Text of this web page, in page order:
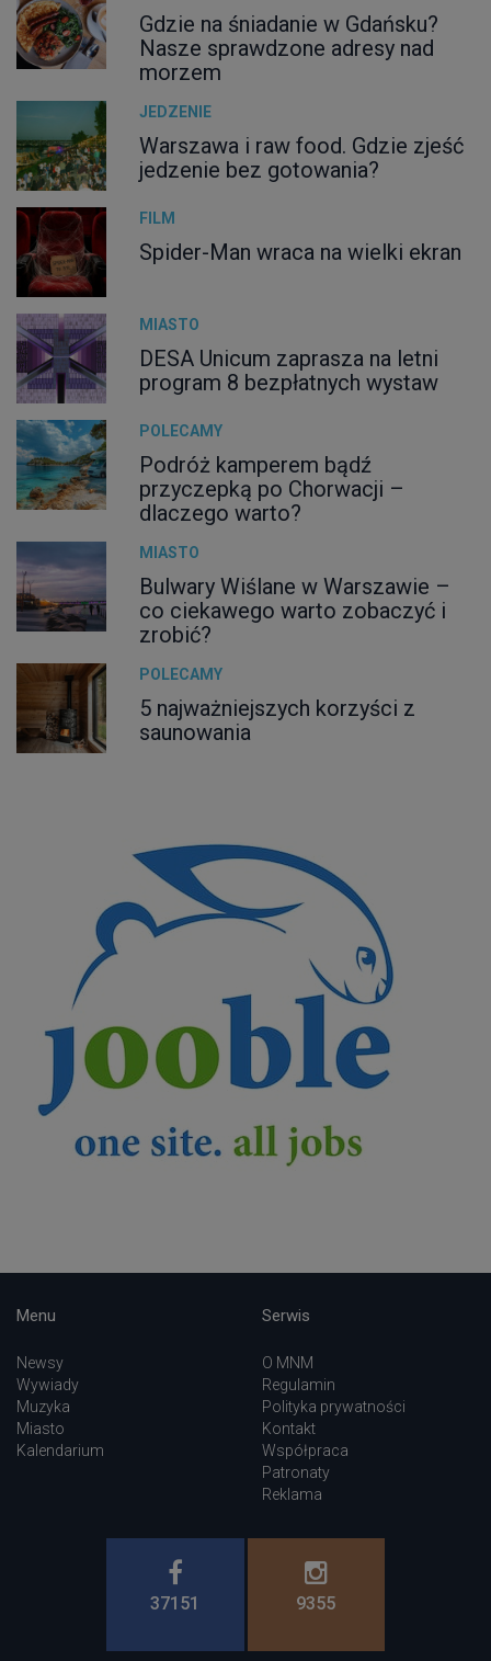
Gdzie na śniadanie w Gdańsku?
Nasze sprawdzone adresy nad
morzem
JEDZENIE
Warszawa i raw food. Gdzie zjeść
jedzenie bez gotowania?
FILM
Spider-Man wraca na wielki ekran
MIASTO
DESA Unicum zaprasza na letni
program 8 bezpłatnych wystaw
POLECAMY
Podróż kamperem bądź
przyczepką po Chorwacji –
dlaczego warto?
MIASTO
Bulwary Wiślane w Warszawie –
co ciekawego warto zobaczyć i
zrobić?
POLECAMY
5 najważniejszych korzyści z
saunowania
Menu
Newsy
Wywiady
Muzyka
Miasto
Kalendarium
Serwis
O MNM
Regulamin
Polityka prywatności
Kontakt
Współpraca
Patronaty
Reklama
37151 9355